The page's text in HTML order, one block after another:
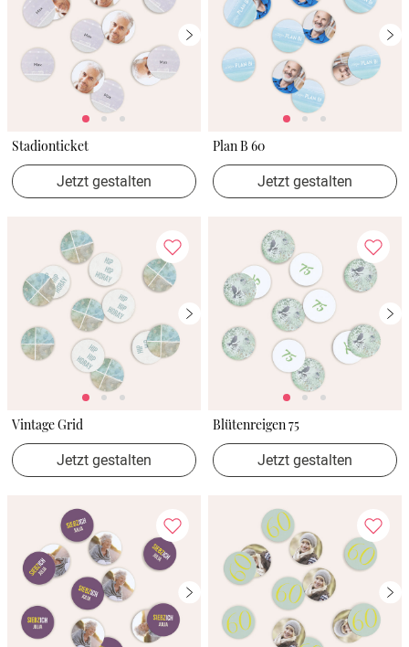
Stadionticket
Jetzt gestalten
Plan B 60
Jetzt gestalten
Vintage Grid
Jetzt gestalten
Blütenreigen 75
Jetzt gestalten